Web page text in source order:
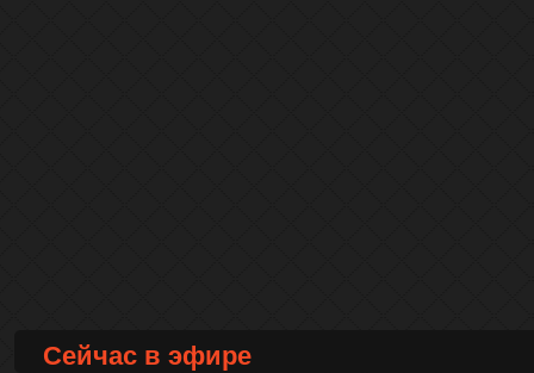
Сейчас в эфире